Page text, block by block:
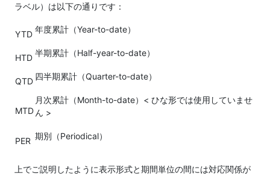
ラベル）は以下の通りです：
YTD 年度累計（Year-to-date）
HTD 半期累計（Half-year-to-date）
QTD 四半期累計（Quarter-to-date）
MTD
月次累計（Month-to-date）< ひな形では使用していませ
ん >
PER 期別（Periodical）
上でご説明したように表示形式と期間単位の間には対応関係が